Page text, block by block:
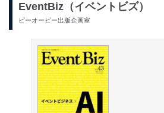
EventBiz（イベントビズ）
ピーオーピー出版企画室